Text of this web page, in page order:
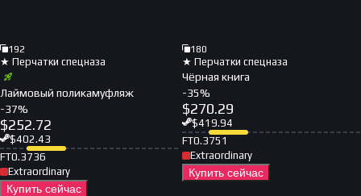
192
★ Перчатки спецназа
Лаймовый поликамуфляж
-37%
$252.72
$402.43
FT0.3736
Extraordinary
Купить сейчас
180
★ Перчатки спецназа
Чёрная книга
-35%
$270.29
$419.94
FT0.3751
Extraordinary
Купить сейчас